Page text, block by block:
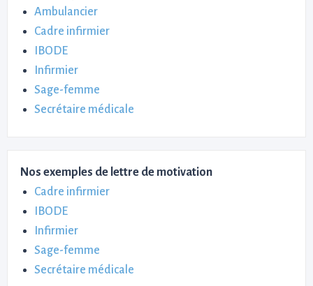
Ambulancier
Cadre infirmier
IBODE
Infirmier
Sage-femme
Secrétaire médicale
Nos exemples de lettre de motivation
Cadre infirmier
IBODE
Infirmier
Sage-femme
Secrétaire médicale